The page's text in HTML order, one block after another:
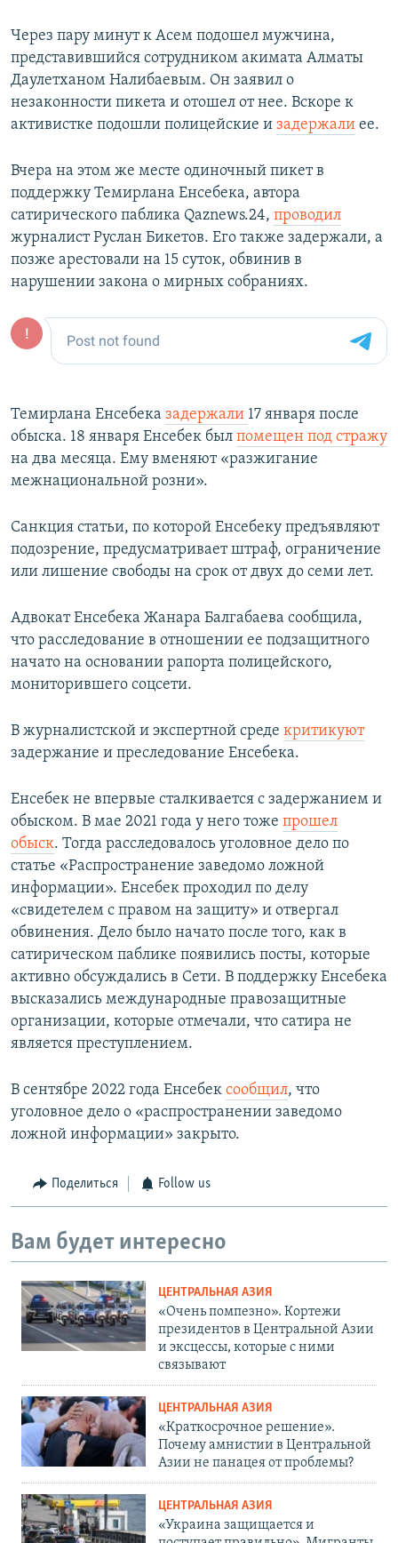
Через пару минут к Асем подошел мужчина,
представившийся сотрудником акимата Алматы
Даулетханом Налибаевым. Он заявил о
незаконности пикета и отошел от нее. Вскоре к
активистке подошли полицейские и задержали ее.
Вчера на этом же месте одиночный пикет в
поддержку Темирлана Енсебека, автора
сатирического паблика Qaznews.24, проводил
журналист Руслан Бикетов. Его также задержали, а
позже арестовали на 15 суток, обвинив в
нарушении закона о мирных собраниях.
Темирлана Енсебека задержали 17 января после
обыска. 18 января Енсебек был помещен под стражу
на два месяца. Ему вменяют «разжигание
межнациональной розни».
Санкция статьи, по которой Енсебеку предъявляют
подозрение, предусматривает штраф, ограничение
или лишение свободы на срок от двух до семи лет.
Адвокат Енсебека Жанара Балгабаева сообщила,
что расследование в отношении ее подзащитного
начато на основании рапорта полицейского,
мониторившего соцсети.
В журналистской и экспертной среде критикуют
задержание и преследование Енсебека.
Енсебек не впервые сталкивается с задержанием и
обыском. В мае 2021 года у него тоже прошел
обыск. Тогда расследовалось уголовное дело по
статье «Распространение заведомо ложной
информации». Енсебек проходил по делу
«свидетелем с правом на защиту» и отвергал
обвинения. Дело было начато после того, как в
сатирическом паблике появились посты, которые
активно обсуждались в Сети. В поддержку Енсебека
высказались международные правозащитные
организации, которые отмечали, что сатира не
является преступлением.
В сентябре 2022 года Енсебек сообщил, что
уголовное дело о «распространении заведомо
ложной информации» закрыто.
Поделиться Follow us
Вам будет интересно
ЦЕНТРАЛЬНАЯ АЗИЯ
«Очень помпезно». Кортежи
президентов в Центральной Азии
и эксцессы, которые с ними
связывают
ЦЕНТРАЛЬНАЯ АЗИЯ
«Краткосрочное решение».
Почему амнистии в Центральной
Азии не панацея от проблемы?
ЦЕНТРАЛЬНАЯ АЗИЯ
«Украина защищается и